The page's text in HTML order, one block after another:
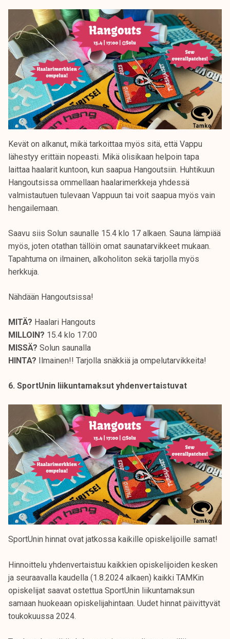
Kevät on alkanut, mikä tarkoittaa myös sitä, että Vappu
lähestyy erittäin nopeasti. Mikä olisikaan helpoin tapa
laittaa haalarit kuntoon, kun saapua Hangoutsiin. Huhtikuun
Hangoutsissa ommellaan haalarimerkkeja yhdessä
valmistautuen tulevaan Vappuun tai voit saapua myös vain
hengailemaan.
Saavu siis Solun saunalle 15.4 klo 17 alkaen. Sauna lämpiää
myös, joten otathan tällöin omat saunatarvikkeet mukaan.
Tapahtuma on ilmainen, alkoholiton sekä tarjolla myös
herkkuja.
Nähdään Hangoutsissa!
MITÄ? Haalari Hangouts
MILLOIN? 15.4 klo 17:00
MISSÄ? Solun saunalla
HINTA?
Ilmainen!! Tarjolla snäkkiä ja ompelutarvikkeita!
6. SportUnin liikuntamaksut yhdenvertaistuvat
SportUnin hinnat ovat jatkossa kaikille opiskelijoille samat!
Hinnoittelu yhdenvertaistuu kaikkien opiskelijoiden kesken
ja seuraavalla kaudella (1.8.2024 alkaen) kaikki TAMKin
opiskelijat saavat ostettua SportUnin liikuntamaksun
samaan huokeaan opiskelijahintaan. Uudet hinnat päivittyvät
toukokuussa 2024.